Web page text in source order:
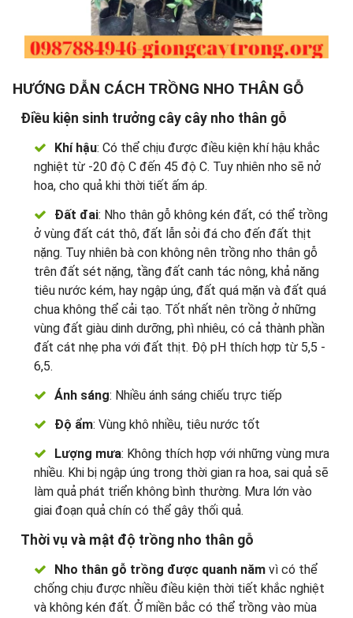
HƯỚNG DẪN CÁCH TRỒNG NHO THÂN GỖ
Điều kiện sinh trưởng cây cây nho thân gỗ
Khí hậu: Có thể chịu được điều kiện khí hậu khắc
nghiệt từ -20 độ C đến 45 độ C. Tuy nhiên nho sẽ nở
hoa, cho quả khi thời tiết ấm áp.
Đất đai: Nho thân gỗ không kén đất, có thể trồng
ở vùng đất cát thô, đất lẫn sỏi đá cho đến đất thịt
nặng. Tuy nhiên bà con không nên trồng nho thân gỗ
trên đất sét nặng, tầng đất canh tác nông, khả năng
tiêu nước kém, hay ngập úng, đất quá mặn và đất quá
chua không thể cải tạo. Tốt nhất nên trồng ở những
vùng đất giàu dinh dưỡng, phì nhiêu, có cả thành phần
đất cát nhẹ pha với đất thịt. Độ pH thích hợp từ 5,5 -
6,5.
Ánh sáng: Nhiều ánh sáng chiếu trực tiếp
Độ ẩm: Vùng khô nhiều, tiêu nước tốt
Lượng mưa: Không thích hợp với những vùng mưa
nhiều. Khi bị ngập úng trong thời gian ra hoa, sai quả sẽ
làm quả phát triển không bình thường. Mưa lớn vào
giai đoạn quả chín có thể gây thối quả.
Thời vụ và mật độ trồng nho thân gỗ
Nho thân gỗ trồng được quanh năm vì có thể
chống chịu được nhiều điều kiện thời tiết khắc nghiệt
và không kén đất. Ở miền bắc có thể trồng vào mùa